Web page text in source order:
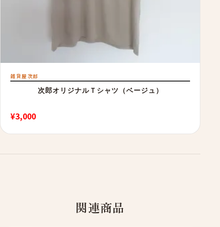
雑貨屋次郎
次郎オリジナルＴシャツ（ベージュ）
¥3,000
関連商品